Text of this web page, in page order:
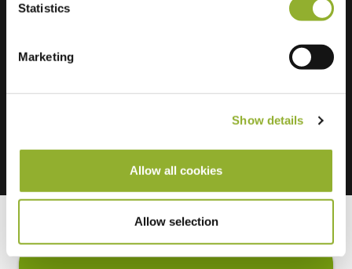
Statistics
Marketing
Show details
Allow all cookies
Allow selection
Lisätietoja